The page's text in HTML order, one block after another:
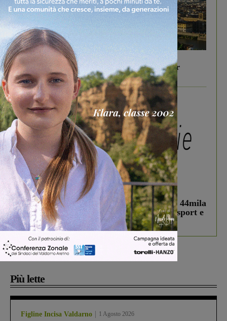
In vetrina 6 Agosto 2026
Gita di famiglia a Firenze: 5 idee per far
divertire i tuoi figli
In vetrina 3 Agosto 2026
Estra Notizie agosto: Smart Cities, oltre 44mila
studenti coinvolti, torna il bando per lo sport e
debutta il podcast Estrair
Più lette
Figline Incisa Valdarno 1 Agosto 2026